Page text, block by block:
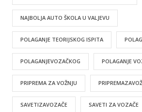
NAJBOLJA AUTO ŠKOLA U VALJEVU
POLAGANJE TEORIJSKOG ISPITA
POLAGANJEVOZAČKOG POLAGANJE
PRIPREMA ZA VOŽNJU
SAVETIZAVOZAČE SAVETI ZA VOZAČE